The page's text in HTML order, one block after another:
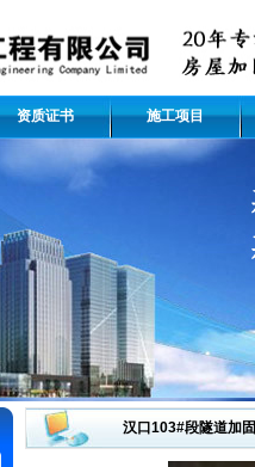
资质证书 施工项目
汉口103#段隧道加